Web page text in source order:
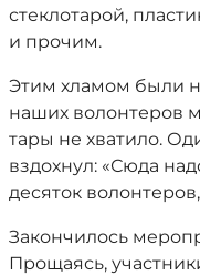
стеклотарой,
и прочим.
Этим хламом были
наших волонтеров
тары не хватило.
вздохнул: «Сюда
десяток
Закончилось
Прощаясь,